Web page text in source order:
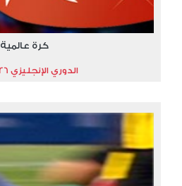
كرة عالمية
الدوري الإنجليزي 2025/2026